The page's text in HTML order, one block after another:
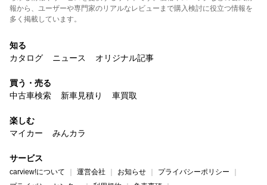
報から、ユーザーや専門家のリアルなレビューまで購入検討に役立つ情報を
多く掲載しています。
知る
カタログ
ニュース オリジナル記事
買う・売る
中古車検索
新車見積り 車買取
楽しむ
マイカー
みんカラ
サービス
carview!について 運営会社 お知らせ
プライバシーポリシー